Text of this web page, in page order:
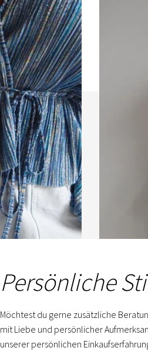
Persönliche
Möchtest du gerne zusätzliche
mit Liebe und persönlicher
unserer persönlichen